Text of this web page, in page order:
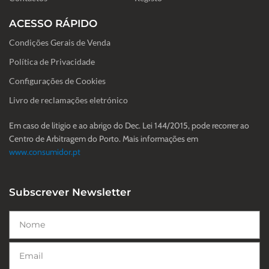
ACESSO RÁPIDO
Condições Gerais de Venda
Política de Privacidade
Configurações de Cookies
Livro de reclamações eletrónico
Em caso de litigio e ao abrigo do Dec. Lei 144/2015, pode recorrer ao
Centro de Arbitragem do Porto. Mais informações em
www.consumidor.pt
Subscrever Newsletter